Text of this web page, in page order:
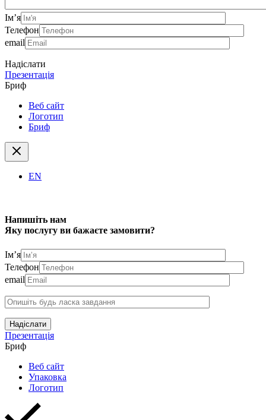
Ім’я
Телефон
email
Надіслати
Презентація
Бриф
Веб сайт
Логотип
Бриф
EN
Напишіть нам
Яку послугу ви бажаєте замовити?
Ім’я
Телефон
email
Надіслати
Презентація
Бриф
Веб сайт
Упаковка
Логотип